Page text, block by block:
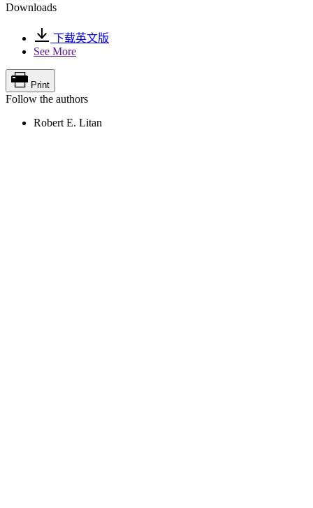
Downloads
下载英文版
See More
Print
Follow the authors
Robert E. Litan